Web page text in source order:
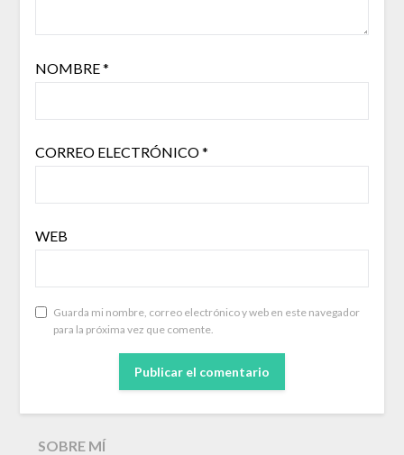
NOMBRE*
CORREO ELECTRÓNICO*
WEB
Guarda mi nombre, correo electrónico y web en este navegador
para la próxima vez que comente.
SOBRE MÍ